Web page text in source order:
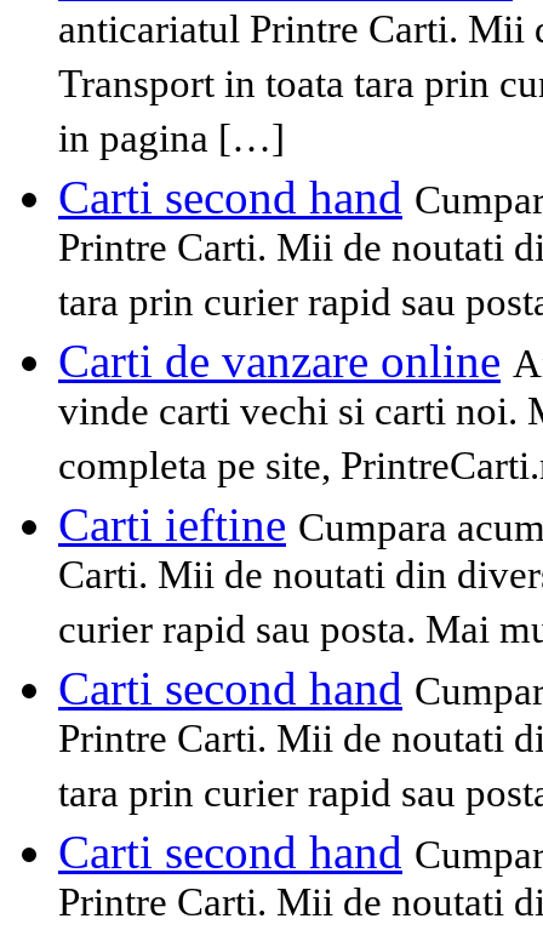
anticariatul Printre Carti. Mii
Transport in toata tara prin
in pagina […]
Carti second hand
Printre Carti. Mii de noutati
tara prin curier rapid sau
Carti de vanzare online
vinde carti vechi si carti noi.
completa pe site,
Carti ieftine Cumpara
Carti. Mii de noutati din
curier rapid sau posta. Mai
Carti second hand
Printre Carti. Mii de noutati
tara prin curier rapid sau
Carti second hand
Printre Carti. Mii de noutati